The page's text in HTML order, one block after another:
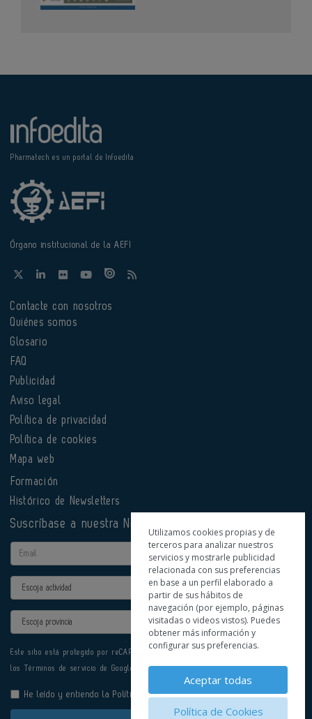
Pharmatech es un portal de Infoedita
Órgano institucional de la AEFI
Contacte con nosotros
Quiénes somos
Glosario
FAQ
Publicidad
Aviso legal
Política de privacidad
Política de cookies
Mapa web
Formación
Histórico de Newsletters
Suscríbase a nuestra Newsletter
Email
Actividad
Provincia
Este sitio está protegido por reCAPTCHA y se aplican la
los Términos de servicio de Google.
He leído y entiendo la Política de Privacidad
Utilizamos cookies propias y de
terceros para analizar nuestros
servicios y mostrarle publicidad
relacionada con sus preferencias
en base a un perfil elaborado a
partir de sus hábitos de
navegación (por ejemplo, páginas
visitadas o videos vistos). Puedes
obtener más información y
configurar sus preferencias.
Aceptar todas
Política de Cookies